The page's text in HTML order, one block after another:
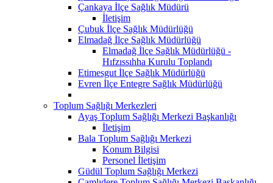
Çankaya İlçe Sağlık Müdürü
İletişim
Çubuk İlçe Sağlık Müdürlüğü
Elmadağ İlçe Sağlık Müdürlüğü
Elmadağ İlçe Sağlık Müdürlüğü -
Hıfzıssıhha Kurulu Toplandı
Etimesgut İlçe Sağlık Müdürlüğü
Evren İlçe Entegre Sağlık Müdürlüğü
Toplum Sağlığı Merkezleri
Ayaş Toplum Sağlığı Merkezi Başkanlığı
İletişim
Bala Toplum Sağlığı Merkezi
Konum Bilgisi
Personel İletişim
Güdül Toplum Sağlığı Merkezi